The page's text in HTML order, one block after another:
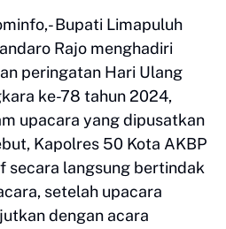
Bupati Limapuluh
Rajo menghadiri
peringatan Hari Ulang
ke-78 tahun 2024,
upacara yang dipusatkan
Kapolres 50 Kota AKBP
secara langsung bertindak
setelah upacara
dengan acara